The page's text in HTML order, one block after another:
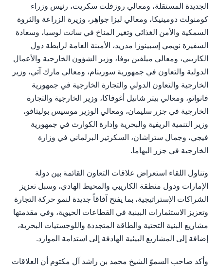
الجديدة المستقلة، ومعالي روزفلت سكريت، رئيس وزراء
كومنولث دومينيكا، ومعالي ليزا جواهِر، وزيرة الزراعة والثروة
السمكية والأمن الغذائي وتغير المناخ في سانت لوسيا، وسعادة
السفيرة نويمي إسبينوزا مدريد، الأمينة العامة لرابطة دول
الكاريبي، ومعالي ميلفين بوفا، وزير الشؤون الخارجية والأعمال
الدولية والتعاون في جمهورية سورينام، ومعالي مارك آتي، وزير
الخارجية والتعاون الدولي والتجارة الخارجية في جمهورية
فانواتو، ومعالي بيتر شانيل أغوفاكا، وزير الخارجية والتجارة
الخارجية في جزر سليمان، ومعالي الوزير موسيس بوليتافو،
وزير التنمية الريفية والبحرية وإدارة الكوارث في جمهورية
فيجي، وجمال ستراشان، السكرتير البرلماني في وزارة
الخارجية في جزر البهاما.
وتناول اللقاء استعراض علاقات التعاون القائمة بين دولة
الإمارات ودول منطقة الكاريبي والمحيط الهادي، وسبل تعزيز
الشراكات الإستراتيجية، بما يفتح آفاقاً جديدة لنمو حركة التجارة
وتعزيز الاستثمارات البينية في القطاعات الحيوية، وفي مقدمتها
مشاريع البنية التحتية والطاقة المتجددة واللوجستيات البحرية،
إضافة إلى المشاريع البيئية الهادفة إلى استدامة الموارد.
وأكد صاحب السموّ الشيخ محمد بن راشد آل مكتوم أن العلاقات